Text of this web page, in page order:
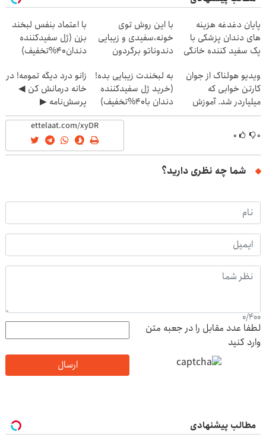
پایان دغدغه هزینه
های دندان پزشکی با
پک سفید کننده خانگی
با این روش توی
خونه،سفیدی و زیبایی
دندوناتو برگردون
با اعتماد بنفس لبخند
بزن (ژل سفیدکننده
دندان40%تخفیف)
ویدیو هولناک از جوان
کارتن خوابی که
میلیاردر شد. آموزش
رایگان
به لبخندت زیبایی بده!
(خرید ژل سفیدکننده
دندان با40%تخفیف)
زانو درد دیگه تمومه! در
خانه درمانش کن ◀
پرسش‌نامه ▶
۰ ۰
شما چه نظری دارید؟
0/400
لطفا عدد مقابل را در جعبه متن
وارد کنید
ارسال
مطالب پیشنهادی